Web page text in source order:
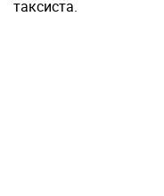
таксиста.